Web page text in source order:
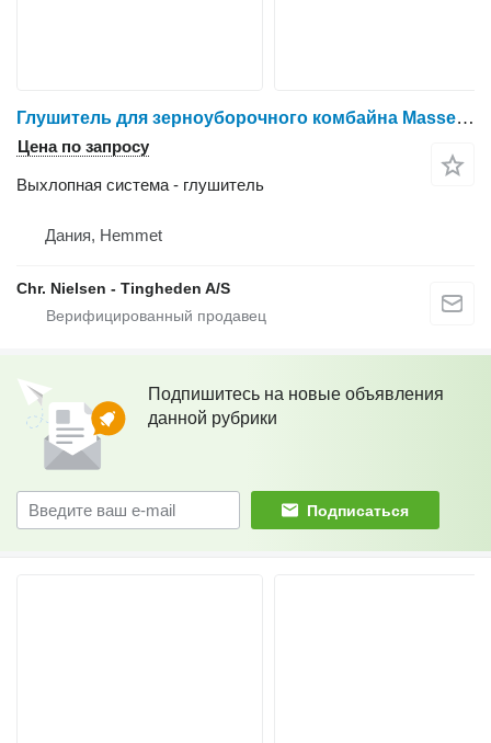
Глушитель для зерноуборочного комбайна Massey Ferguson 40
Цена по запросу
Выхлопная система - глушитель
Дания, Hemmet
Chr. Nielsen - Tingheden A/S
Подпишитесь на новые объявления
данной рубрики
Подписаться